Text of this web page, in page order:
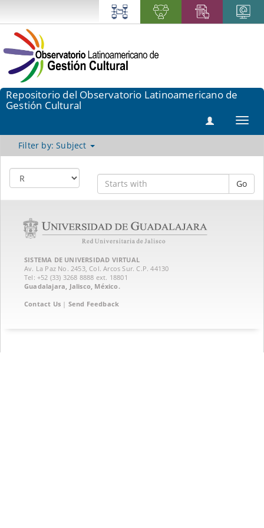
Repositorio del Observatorio Latinoamericano de
Gestión Cultural
Filter by: Subject
Go
SISTEMA DE UNIVERSIDAD VIRTUAL
Av. La Paz No. 2453, Col. Arcos Sur. C.P. 44130
Tel: +52 (33) 3268 8888‏ ext. 18801
Guadalajara, Jalisco, México.
Contact Us | Send Feedback